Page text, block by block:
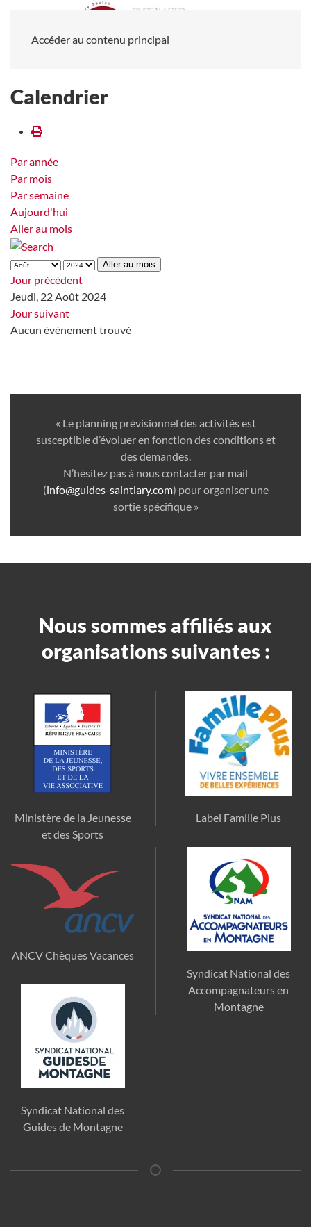
Accéder au contenu principal
Calendrier
Par année
Par mois
Par semaine
Aujourd'hui
Aller au mois
Aller au mois
Jour précédent
Jeudi, 22 Août 2024
Jour suivant
Aucun évènement trouvé
« Le planning prévisionnel des activités est
susceptible d’évoluer en fonction des conditions et
des demandes.
N’hésitez pas à nous contacter par mail
(info@guides-saintlary.com) pour organiser une
sortie spécifique »
Nous sommes affiliés aux
organisations suivantes :
Ministère de la Jeunesse
et des Sports
Label Famille Plus
ANCV Chèques Vacances
Syndicat National des
Accompagnateurs en
Montagne
Syndicat National des
Guides de Montagne